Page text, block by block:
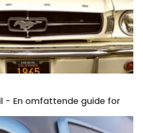
- En omfattende guide for